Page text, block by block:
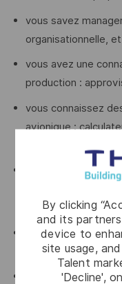
By clicking
and its
device to
site usage,
Talent
'Decline',
vous savez
organisationnelle,
vous avez une
production :
vous connaissez
avionique :
idéalement, vous
systèmes
vous maîtrisez les
de prévention de
anglais oral et écrit